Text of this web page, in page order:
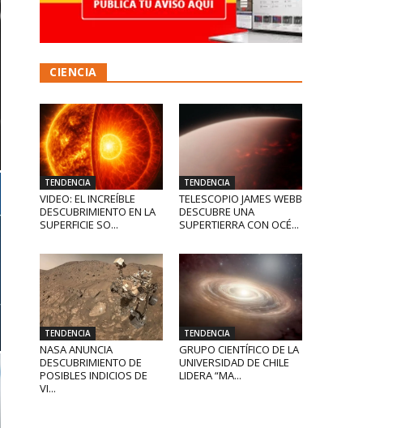
CIENCIA
TENDENCIA
VIDEO: EL INCREÍBLE
DESCUBRIMIENTO EN LA
SUPERFICIE SO...
TENDENCIA
TELESCOPIO JAMES WEBB
DESCUBRE UNA
SUPERTIERRA CON OCÉ...
TENDENCIA
NASA ANUNCIA
DESCUBRIMIENTO DE
POSIBLES INDICIOS DE
VI...
TENDENCIA
GRUPO CIENTÍFICO DE LA
UNIVERSIDAD DE CHILE
LIDERA “MA...